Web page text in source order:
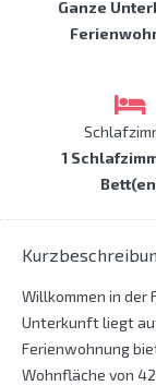
Ganze
1
Willkommen in der
Unterkunft liegt
Ferienwohnung
Wohnfläche von